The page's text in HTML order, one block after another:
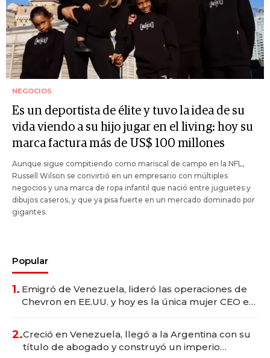
NEGOCIOS
Es un deportista de élite y tuvo la idea de su
vida viendo a su hijo jugar en el living: hoy su
marca factura más de US$ 100 millones
Aunque sigue compitiendo como mariscal de campo en la NFL,
Russell Wilson se convirtió en un empresario con múltiples
negocios y una marca de ropa infantil que nació entre juguetes y
dibujos caseros, y que ya pisa fuerte en un mercado dominado por
gigantes.
Popular
1. Emigró de Venezuela, lideró las operaciones de
Chevron en EE.UU. y hoy es la única mujer CEO en
2.Creció en Venezuela, llegó a la Argentina con su
título de abogado y construyó un imperio